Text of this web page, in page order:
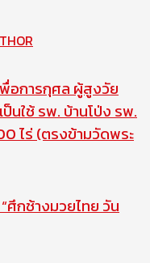
อการกุศล ผู้สูงวัย
นใช้ รพ. บ้านโป่ง รพ.
ไร่ (ตรงข้ามวัดพระ
ศึกช้างมวยไทย วัน